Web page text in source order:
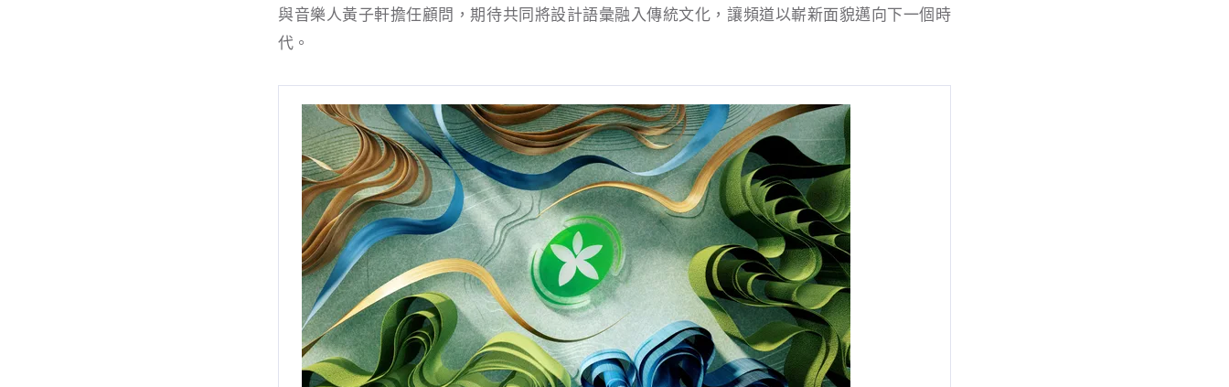
與⾳樂⼈⿈⼦軒擔任顧問，期待共同將設計語彙融入傳統⽂化，讓頻道以嶄新⾯貌邁向下⼀個時
代。